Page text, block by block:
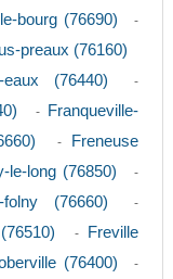
bourg (76690) -
preaux (76160)
eaux (76440) -
-
Franqueville-
-
Freneuse
le-long (76850) -
folny (76660) -
-
Freville
(76400) -